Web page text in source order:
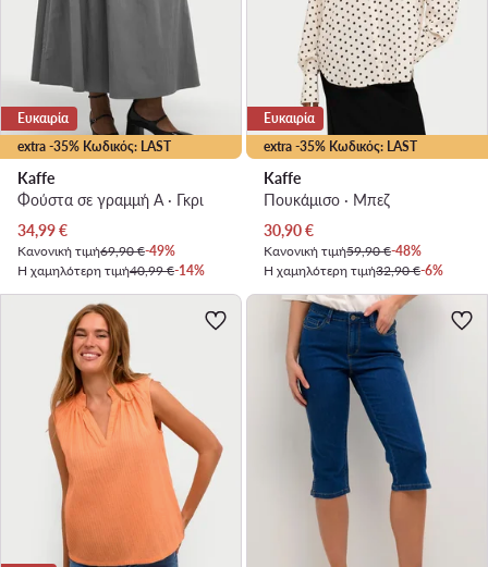
extra -35% Κωδικός: LAST
Ευκαιρία
Kaffe
Φούστα σε γραμμή Α · Γκρι
Τρέχουσα τιμή
34,99€
Κανονική τιμή69,90 €-49%
Η χαμηλότερη τιμή40,99 €-14%
extra -35% Κωδικός: LAST
Ευκαιρία
Kaffe
Πουκάμισο · Μπεζ
Τρέχουσα τιμή
30,90€
Κανονική τιμή59,90 €-48%
Η χαμηλότερη τιμή32,90 €-6%